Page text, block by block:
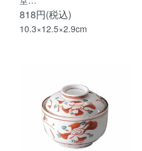
818円(税込)
10.3×12.5×2.9cm